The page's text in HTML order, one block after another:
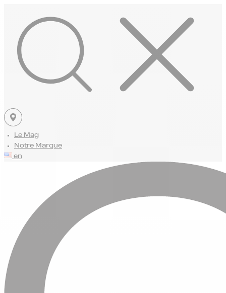
Le Mag
Notre Marque
en